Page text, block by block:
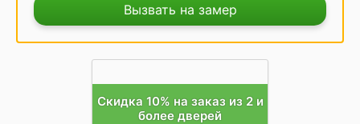
Вызвать на замер
Скидка 10% на заказ из 2 и
более дверей